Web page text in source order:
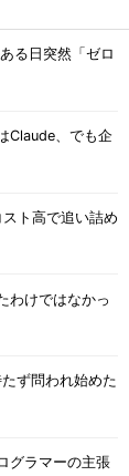
る日突然「ゼロ
Claude、でも企
スト高で追い詰め
わけではなかっ
ず問われ始めた
グラマーの主張